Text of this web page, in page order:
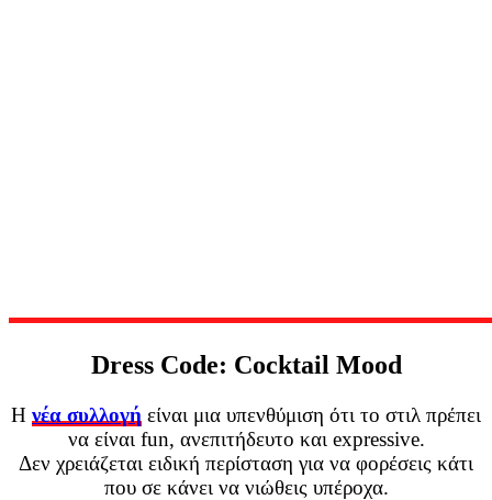
Dress Code: Cocktail Mood
Η νέα συλλογή είναι μια υπενθύμιση ότι το στιλ πρέπει
να είναι fun, ανεπιτήδευτο και expressive.
Δεν χρειάζεται ειδική περίσταση για να φορέσεις κάτι
που σε κάνει να νιώθεις υπέροχα.